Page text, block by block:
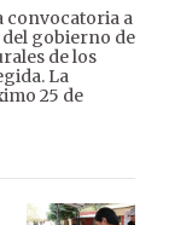
convocatoria a
gobierno de
de los
La
25 de